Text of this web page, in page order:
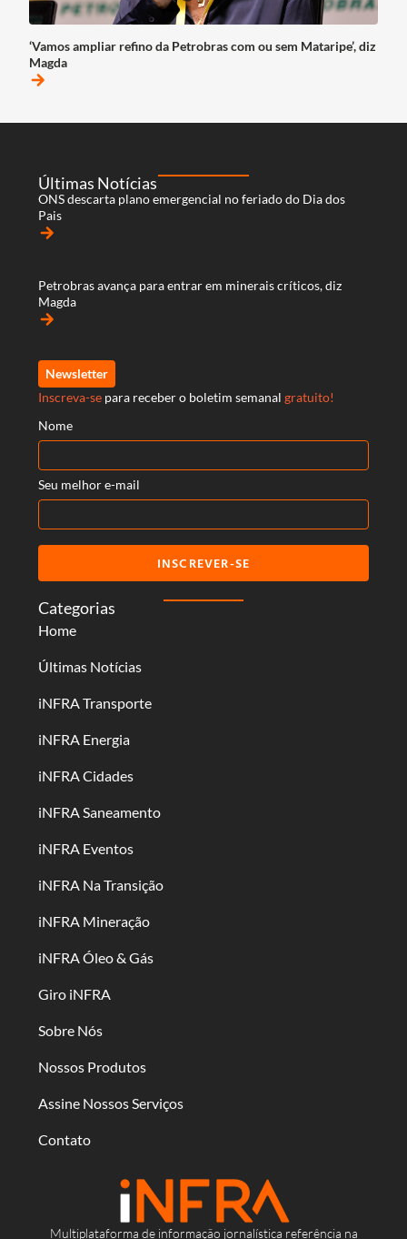
‘Vamos ampliar refino da Petrobras com ou sem Mataripe’, diz
Magda
arrow_forward
Multiplataforma de informação jornalística referência na
Categorias
Home
Últimas Notícias
iNFRA Transporte
iNFRA Energia
iNFRA Cidades
iNFRA Saneamento
iNFRA Eventos
iNFRA Na Transição
iNFRA Mineração
iNFRA Óleo & Gás
Giro iNFRA
Sobre Nós
Nossos Produtos
Assine Nossos Serviços
Contato
Últimas Notícias
ONS descarta plano emergencial no feriado do Dia dos
Pais
arrow_forward
Petrobras avança para entrar em minerais críticos, diz
Magda
arrow_forward
Newsletter
Inscreva-se para receber o boletim semanal gratuito!
Nome
Seu melhor e-mail
INSCREVER-SE